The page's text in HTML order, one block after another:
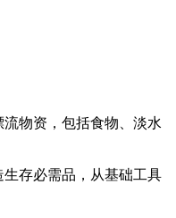
物资，包括食物、淡水
存必需品，从基础工具